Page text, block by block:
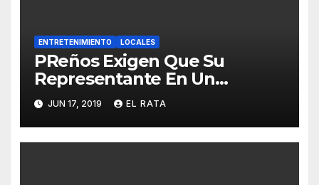
ENTRETENIMIENTO LOCALES
PReños Exigen Que Su
Representante En Un
Concurso Superficial E
Irrelevante Sea «Boricua De
Pura Cepa»
JUN 17, 2019 EL RATA